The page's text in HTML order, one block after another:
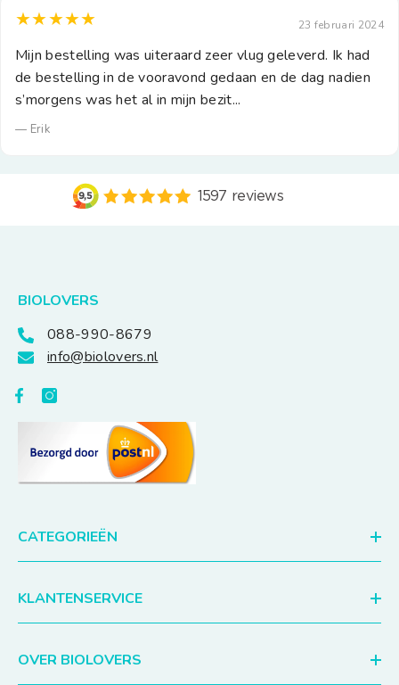
★★★★★ 23 februari 2024
Mijn bestelling was uiteraard zeer vlug geleverd. Ik had
de bestelling in de vooravond gedaan en de dag nadien
s’morgens was het al in mijn bezit...
— Erik
BIOLOVERS
088-990-8679
info@biolovers.nl
CATEGORIEËN
KLANTENSERVICE
OVER BIOLOVERS